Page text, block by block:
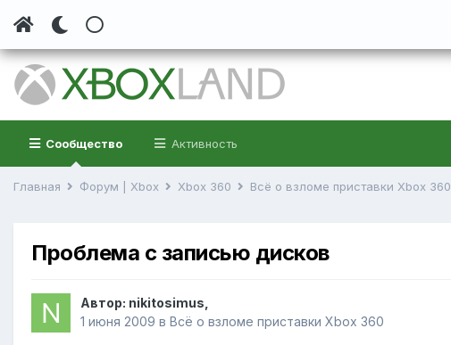
Сообщество Активность
Главная Форум | Xbox Xbox 360 Всё о взломе приставки Xbox 360
Проблема с записью дисков
Автор: nikitosimus
1 июня 2009 в Всё о взломе приставки Xbox 360